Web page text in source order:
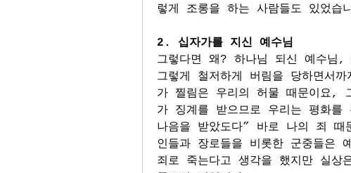
렇게 조롱을 하는 사람들도 있었습
2. 십자가를 지신 예수님
그렇다면 왜? 하나님 되신 예수님,
그렇게 철저하게 버림을 당하면서
가 찔림은 우리의 허물 때문이요,
가 징계를 받으므로 우리는 평화
나음을 받았도다” 바로 나의 죄 때
인들과 장로들을 비롯한 군중들은
죄로 죽는다고 생각을 했지만 실